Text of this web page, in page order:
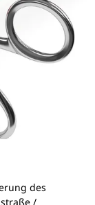
des
/